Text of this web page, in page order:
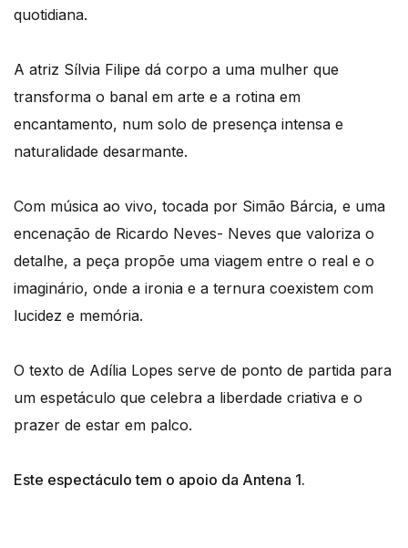
quotidiana.
A atriz Sílvia Filipe dá corpo a uma mulher que
transforma o banal em arte e a rotina em
encantamento, num solo de presença intensa e
naturalidade desarmante.
Com música ao vivo, tocada por Simão Bárcia, e uma
encenação de Ricardo Neves- Neves que valoriza o
detalhe, a peça propõe uma viagem entre o real e o
imaginário, onde a ironia e a ternura coexistem com
lucidez e memória.
O texto de Adília Lopes serve de ponto de partida para
um espetáculo que celebra a liberdade criativa e o
prazer de estar em palco.
Este espectáculo tem o apoio da Antena 1.